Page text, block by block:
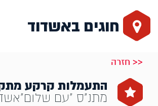
חוגים באשדוד
<< חזרה
התעמלות קרקע
מתנ"ס "עם